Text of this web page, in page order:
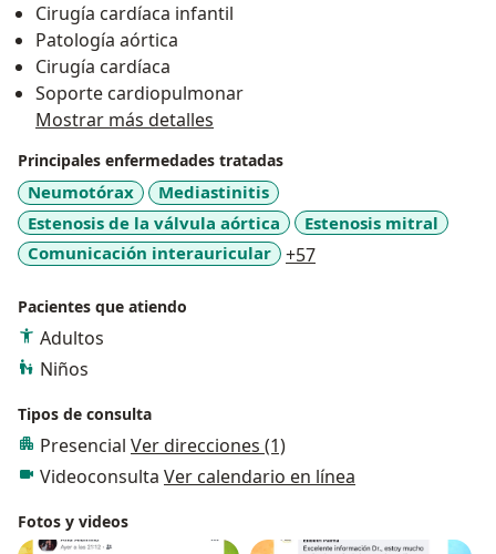
Cirugía cardíaca infantil
Patología aórtica
Cirugía cardíaca
Soporte cardiopulmonar
Mostrar más detalles
Principales enfermedades tratadas
Neumotórax
Mediastinitis
Estenosis de la válvula aórtica
Estenosis mitral
Comunicación interauricular
+57
Pacientes que atiendo
Adultos
Niños
Tipos de consulta
Presencial Ver direcciones (1)
Videoconsulta Ver calendario en línea
Fotos y videos